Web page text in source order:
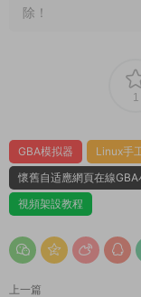
除！
1
GBA模拟器 Linux手
懷舊自适應網頁在線GBA
視頻架設教程
上一篇